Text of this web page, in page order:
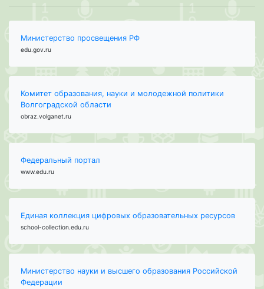
Министерство просвещения РФ
edu.gov.ru
Комитет образования, науки и молодежной политики
Волгоградской области
obraz.volganet.ru
Федеральный портал
www.edu.ru
Единая коллекция цифровых образовательных ресурсов
school-collection.edu.ru
Министерство науки и высшего образования Российской
Федерации